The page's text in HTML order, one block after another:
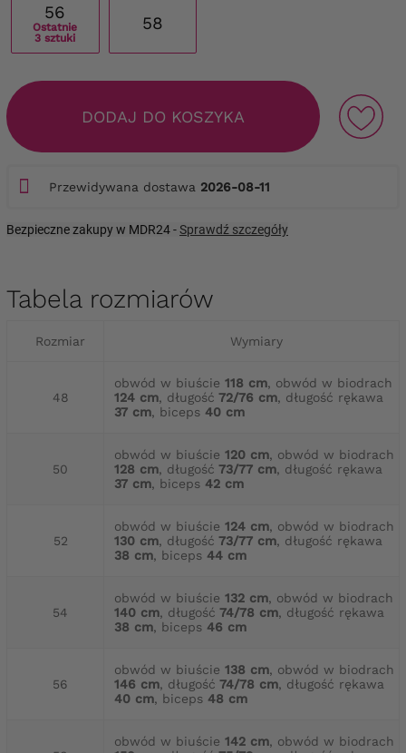
56
Ostatnie
3 sztuki
58
DODAJ DO KOSZYKA
Przewidywana dostawa 2026-08-11
Bezpieczne zakupy w MDR24 -Sprawdź szczegóły
Tabela rozmiarów
Rozmiar Wymiary
48
obwód w biuście 118 cm, obwód w biodrach
124 cm, długość 72/76 cm, długość rękawa
37 cm, biceps 40 cm
50
obwód w biuście 120 cm, obwód w biodrach
128 cm, długość 73/77 cm, długość rękawa
37 cm, biceps 42 cm
52
obwód w biuście 124 cm, obwód w biodrach
130 cm, długość 73/77 cm, długość rękawa
38 cm, biceps 44 cm
54
obwód w biuście 132 cm, obwód w biodrach
140 cm, długość 74/78 cm, długość rękawa
38 cm, biceps 46 cm
56
obwód w biuście 138 cm, obwód w biodrach
146 cm, długość 74/78 cm, długość rękawa
40 cm, biceps 48 cm
obwód w biuście 142 cm, obwód w biodrach